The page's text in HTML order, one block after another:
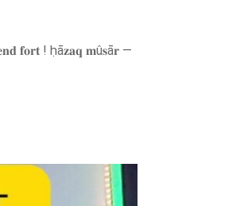
𝐟𝐨𝐫𝐭 ! ḥā𝐳𝐚𝐪 𝐦û𝐬ā𝐫 —